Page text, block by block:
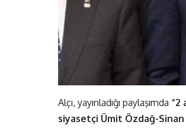
Alçı, yayınladığı paylaşımda “2
siyasetçi Ümit Özdağ-